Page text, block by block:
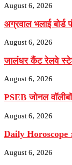
August 6, 2026
अग्रवाल भलाई
August 6, 2026
जालंधर कैंट रेलवे
August 6, 2026
PSEB जोनल
August 6, 2026
Daily Horoscope :
August 6, 2026